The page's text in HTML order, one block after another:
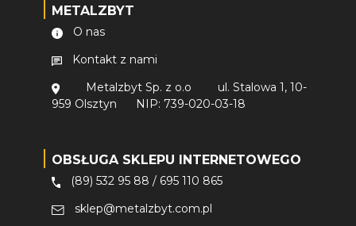
METALZBYT
O nas
Kontakt z nami
Metalzbyt Sp. z o.o
ul. Stalowa 1, 10-
959 Olsztyn
NIP: 739-020-03-18
OBSŁUGA SKLEPU INTERNETOWEGO
(89) 532 95 88 / 695 110 865
sklep@metalzbyt.com.pl